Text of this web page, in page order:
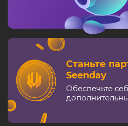
Станьте
Seenday
Обеспечьте